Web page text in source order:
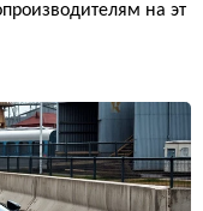
на эт